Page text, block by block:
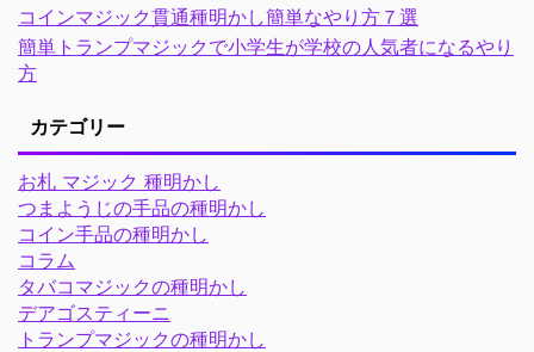
コインマジック貫通種明かし簡単なやり方７選
簡単トランプマジックで小学生が学校の人気者になるやり
方
カテゴリー
お札 マジック 種明かし
つまようじの手品の種明かし
コイン手品の種明かし
コラム
タバコマジックの種明かし
デアゴスティーニ
トランプマジックの種明かし